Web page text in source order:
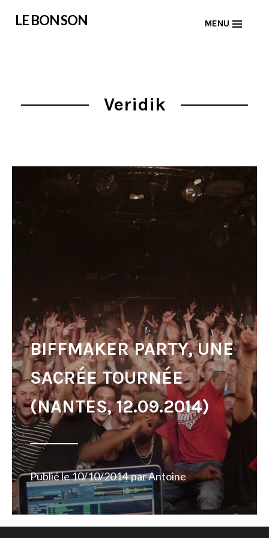
LE BON SON MENU
Veridik
BIFFMAKER PARTY, UNE
SACRÉE TOURNÉE
(NANTES, 12.09.2014)
Publié le10/10/2014 parAntoine